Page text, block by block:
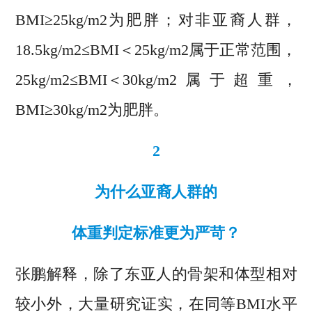
BMI≥25kg/m2为肥胖；对非亚裔人群，
18.5kg/m2≤BMI＜25kg/m2属于正常范围，
25kg/m2≤BMI＜30kg/m2属于超重，
BMI≥30kg/m2为肥胖。
2
为什么亚裔人群的
体重判定标准更为严苛？
张鹏解释，除了东亚人的骨架和体型相对
较小外，大量研究证实，在同等BMI水平